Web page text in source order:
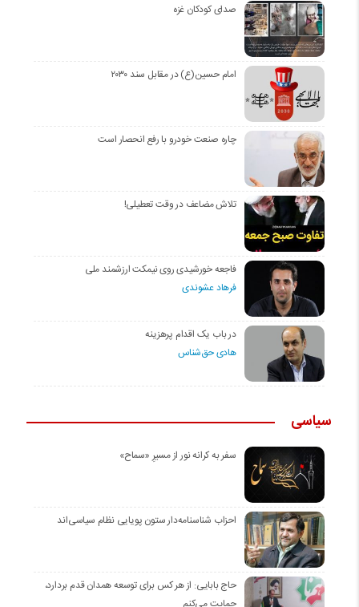
صدای کودکان غزه
امام حسین(ع) در مقابل سند ۲۰۳۰
چاره صنعت خودرو با رفع انحصار است
تلاش مضاعف در وقت تعطیلی!
فاجعه خورشیدی روی نیمکت ارزشمند ملی
فرهاد عشوندی
در باب یک اقدام پرهزینه
هادی حق‌شناس
سیاسی
سفر به کرانه‌ نور از مسیرِ «سماح»
احزاب شناسنامه‌دار ستون پویایی نظام سیاسی‌اند
حاج بابایی: از هر کس برای توسعه همدان قدم بردارد،
حمایت می‌کنم